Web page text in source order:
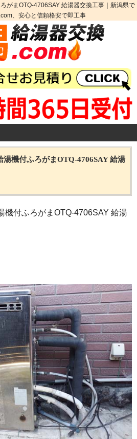
がまOTQ-4706SAY 給湯器交換工事｜新潟県で
、安心と信頼格安で即工事
湯機付ふろがまOTQ-4706SAY 給湯
機付ふろがまOTQ-4706SAY 給湯